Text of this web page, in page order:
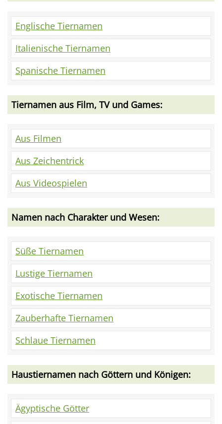
Englische Tiernamen
Italienische Tiernamen
Spanische Tiernamen
Tiernamen aus Film, TV und Games:
Aus Filmen
Aus Zeichentrick
Aus Videospielen
Namen nach Charakter und Wesen:
Süße Tiernamen
Lustige Tiernamen
Exotische Tiernamen
Zauberhafte Tiernamen
Schlaue Tiernamen
Haustiernamen nach Göttern und Königen:
Ägyptische Götter